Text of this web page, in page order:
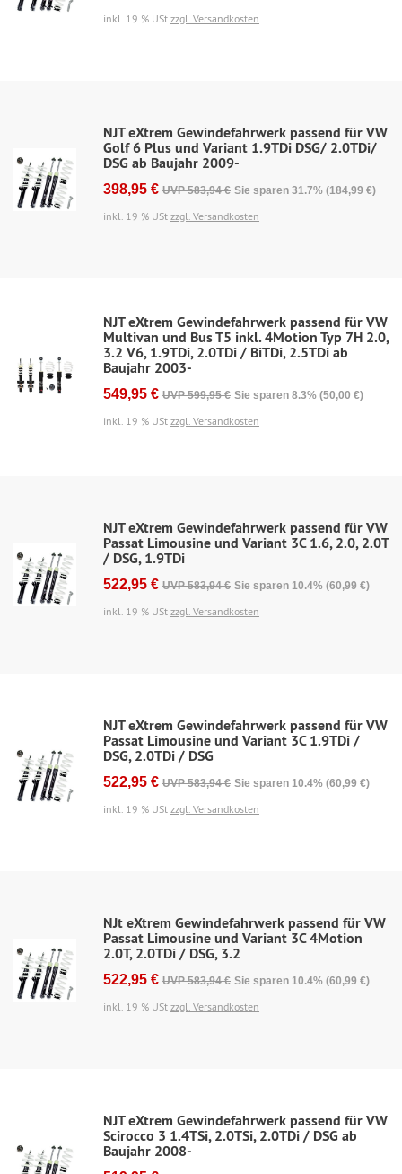
inkl. 19 % USt zzgl. Versandkosten
NJT eXtrem Gewindefahrwerk passend für VW
Golf 6 Plus und Variant 1.9TDi DSG/ 2.0TDi/
DSG ab Baujahr 2009-
398,95 € UVP 583,94 € Sie sparen 31.7% (184,99 €)
inkl. 19 % USt zzgl. Versandkosten
NJT eXtrem Gewindefahrwerk passend für VW
Multivan und Bus T5 inkl. 4Motion Typ 7H 2.0,
3.2 V6, 1.9TDi, 2.0TDi / BiTDi, 2.5TDi ab
Baujahr 2003-
549,95 € UVP 599,95 € Sie sparen 8.3% (50,00 €)
inkl. 19 % USt zzgl. Versandkosten
NJT eXtrem Gewindefahrwerk passend für VW
Passat Limousine und Variant 3C 1.6, 2.0, 2.0T
/ DSG, 1.9TDi
522,95 € UVP 583,94 € Sie sparen 10.4% (60,99 €)
inkl. 19 % USt zzgl. Versandkosten
NJT eXtrem Gewindefahrwerk passend für VW
Passat Limousine und Variant 3C 1.9TDi /
DSG, 2.0TDi / DSG
522,95 € UVP 583,94 € Sie sparen 10.4% (60,99 €)
inkl. 19 % USt zzgl. Versandkosten
NJt eXtrem Gewindefahrwerk passend für VW
Passat Limousine und Variant 3C 4Motion
2.0T, 2.0TDi / DSG, 3.2
522,95 € UVP 583,94 € Sie sparen 10.4% (60,99 €)
inkl. 19 % USt zzgl. Versandkosten
NJT eXtrem Gewindefahrwerk passend für VW
Scirocco 3 1.4TSi, 2.0TSi, 2.0TDi / DSG ab
Baujahr 2008-